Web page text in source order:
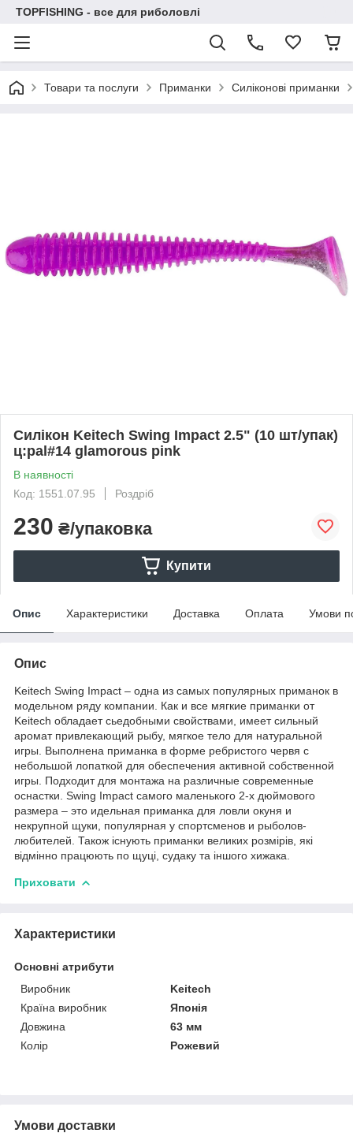
TOPFISHING - все для риболовлі
Товари та послуги Приманки Силіконові приманки
Силікон Keitech Swing Impact 2.5" (10 шт/упак)
ц:pal#14 glamorous pink
В наявності
Код: 1551.07.95
Роздріб
230 ₴/упаковка
Купити
Опис Характеристики Доставка Оплата Умови
Опис
Keitech Swing Impact – одна из самых популярных приманок в
модельном ряду компании. Как и все мягкие приманки от
Keitech обладает сьедобными свойствами, имеет сильный
аромат привлекающий рыбу, мягкое тело для натуральной
игры. Выполнена приманка в форме ребристого червя с
небольшой лопаткой для обеспечения активной собственной
игры. Подходит для монтажа на различные современные
оснастки. Swing Impact самого маленького 2-х дюймового
размера – это идельная приманка для ловли окуня и
некрупной щуки, популярная у спортсменов и рыболов-
любителей. Також існують приманки великих розмірів, які
відмінно працюють по щуці, судаку та іншого хижака.
Приховати
Характеристики
Основні атрибути
Виробник
Keitech
Країна виробник
Японія
Довжина
63 мм
Колір
Рожевий
Умови доставки